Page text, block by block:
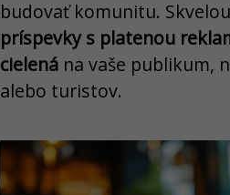
budovať komunitu.
príspevky s platenou
cielená na vaše publikum,
alebo turistov.